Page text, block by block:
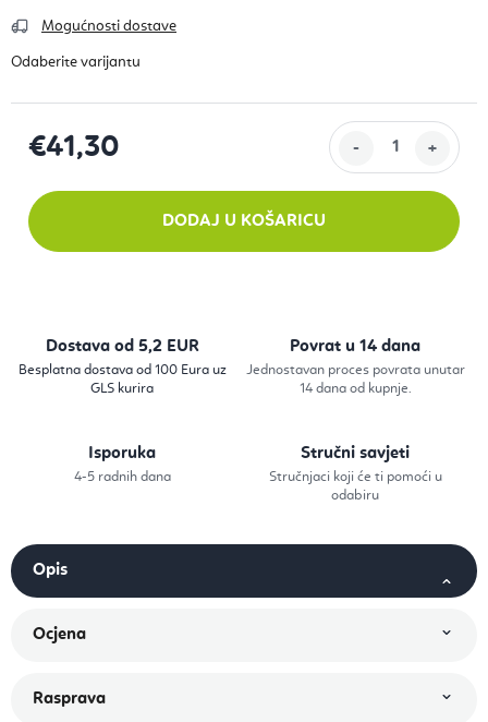
Mogućnosti dostave
€41,30
DODAJ U KOŠARICU
Dostava od 5,2 EUR
Besplatna dostava od 100 Eura uz
GLS kurira
Povrat u 14 dana
Jednostavan proces povrata unutar
14 dana od kupnje.
Isporuka
4-5 radnih dana
Stručni savjeti
Stručnjaci koji će ti pomoći u
odabiru